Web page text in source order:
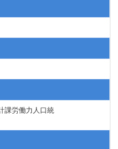
課労働力人口統